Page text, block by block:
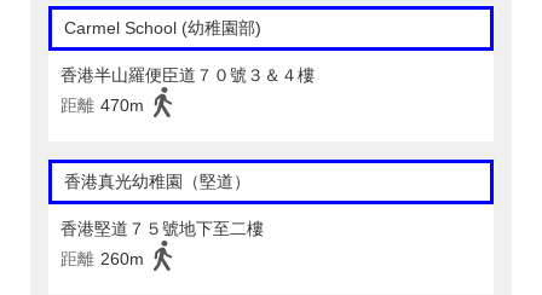
Carmel School (幼稚園部)
香港半山羅便臣道７０號３＆４樓
距離 470m
香港真光幼稚園（堅道）
香港堅道７５號地下至二樓
距離 260m